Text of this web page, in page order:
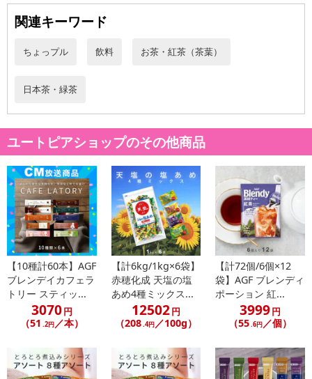
・賞味期限：製造日より12ヶ月
・原産国（最終加工地）：日本
・お召し上がり方：商品裏面参照
注意事項
【賞味・消費期限のある商品について】
商品到着時点でのお日持ち期間は、配送日数などにより異なります
のでご了承ください。
【キャンセルについて】
※お申込み後のキャンセルはお受けできません。
記載されている内容を必ずご確認いただき、お届けする商品セット
にご納得いただきましたうえでお申し込みください。
※パッケージ変更や商品リニューアル（成分など含む）等により、
参考の掲載画像や画像内のバーコードなど、お届け商品と多少異な
る場合がございます。
了により、商品詳細内に記載の原産国・原材料の表記が旧表記の場
合がございます。
関連キーワード
ちょっプル 飲料 お茶・紅茶（茶葉）
日本茶・緑茶
ユートピアショップのその他商品
【10種計60本】AGF
ブレンデイカフェラ
トリー スティッ...
3070円
（51 .2円／本）
【計6kg/1kg×6袋】
赤穂化成 天塩の塩
あめ4種ミックス...
12502円
（208.4円／100g）
【計72個/6個×12
袋】AGF ブレンディ
ポーション 紅...
3999円
（55.6円／個）